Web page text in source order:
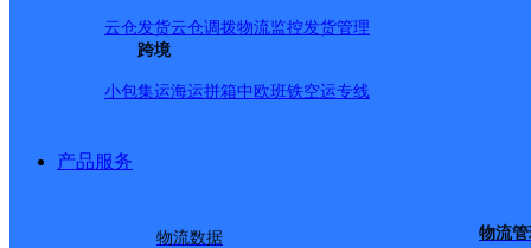
云仓发货云仓调拨物流监控发货管理
跨境
小包集运海运拼箱中欧班铁空运专线
产品服务
物流数据 物流